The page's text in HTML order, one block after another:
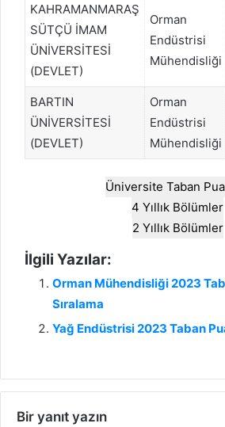
KAHRAMANMARAŞ
SÜTÇÜ İMAM
ÜNİVERSİTESİ
(DEVLET)
Orman
Endüstrisi
Mühendisliği
BARTIN
ÜNİVERSİTESİ
(DEVLET)
Orman
Endüstrisi
Mühendisliği
Üniversite Taban
4 Yıllık Bölümler
2 Yıllık Bölümler
İlgili Yazılar:
Orman Mühendisliği 2023
Sıralama
Yağ Endüstrisi 2023 Taban
Bir yanıt yazın